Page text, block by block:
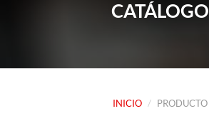
CATÁLOGO
INICIO PRODUCTO